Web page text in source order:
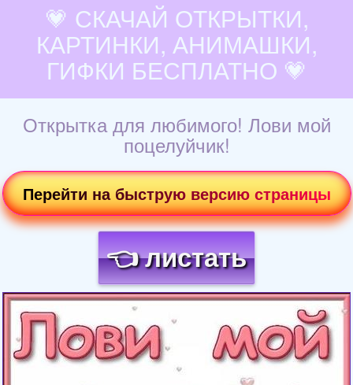
💗 СКАЧАЙ ОТКРЫТКИ,
КАРТИНКИ, АНИМАШКИ,
ГИФКИ БЕСПЛАТНО 💗
Открытка для любимого! Лови мой
поцелуйчик!
Перейти на быструю версию страницы
👈 листать
Загрузка картинки...